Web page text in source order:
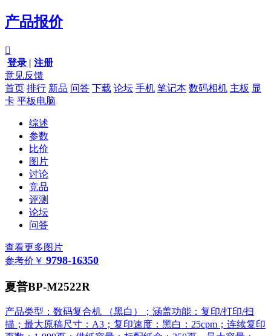
产品报价

登录 | 注册
意见反馈
首页 排行 新品 问答 下载 论坛 手机 笔记本 数码相机 主板 显
卡 平板电脑
综述
参数
比价
图片
讨论
竞品
评测
论坛
问答
查看更多图片
参考价 ￥ 9798-16350
夏普BP-M2522R
产品类型：数码复合机 （黑白）；涵盖功能：复印/打印/扫
描；最大原稿尺寸：A3；复印速度：黑白：25cpm；连续复印